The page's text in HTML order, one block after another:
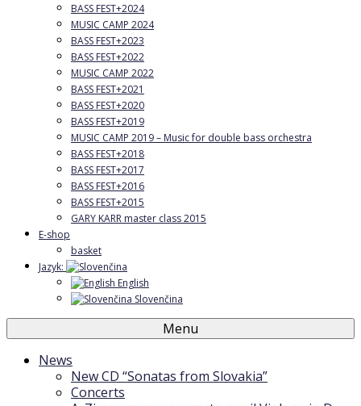
BASS FEST+2024
MUSIC CAMP 2024
BASS FEST+2023
BASS FEST+2022
MUSIC CAMP 2022
BASS FEST+2021
BASS FEST+2020
BASS FEST+2019
MUSIC CAMP 2019 – Music for double bass orchestra
BASS FEST+2018
BASS FEST+2017
BASS FEST+2016
BASS FEST+2015
GARY KARR master class 2015
E-shop
basket
Jazyk:
English
Slovenčina
Menu
News
New CD “Sonatas from Slovakia”
Concerts